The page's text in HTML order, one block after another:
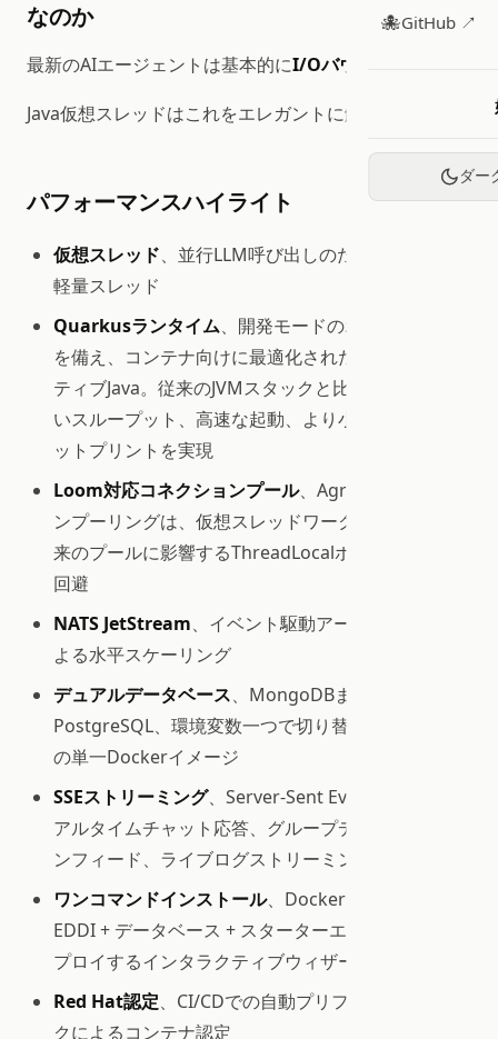
🐙GitHub ↗
ダー
なのか
最新のAIエージェントは基本的にI/Oバウンド
Java仮想スレッドはこれをエレガントに解決します。
パフォーマンスハイライト
仮想スレッド、並行LLM呼び出しのための数百万の
軽量スレッド
Quarkusランタイム、開発モードのホットリロード
を備え、コンテナ向けに最適化されたクラウドネイ
ティブJava。従来のJVMスタックと比べて大幅に高
いスループット、高速な起動、より小さなメモリフ
ットプリントを実現
Loom対応コネクションプール、Agroalコネクショ
ンプーリングは、仮想スレッドワークロード下で従
来のプールに影響するThreadLocalボトルネックを
回避
NATS JetStream、イベント駆動アーキテクチャに
よる水平スケーリング
デュアルデータベース、MongoDBまたは
PostgreSQL、環境変数一つで切り替え。両方対応
の単一Dockerイメージ
SSEストリーミング、Server-Sent Eventsによるリ
アルタイムチャット応答、グループディスカッショ
ンフィード、ライブログストリーミング
ワンコマンドインストール、Docker Composeで
EDDI + データベース + スターターエージェントをデ
プロイするインタラクティブウィザード
Red Hat認定、CI/CDでの自動プリフライトチェッ
クによるコンテナ認定